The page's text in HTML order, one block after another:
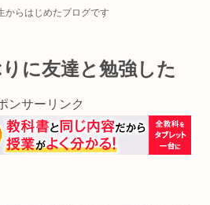
からはじめたブログです
に友達と勉強した
ンサーリンク